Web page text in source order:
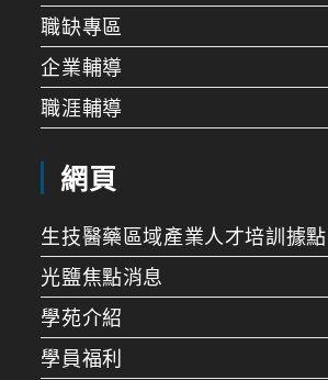
職缺專區
企業輔導
職涯輔導
網頁
生技醫藥區域產業人才培訓據點
光鹽焦點消息
學苑介紹
學員福利